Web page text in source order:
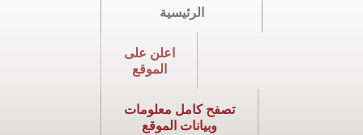
الرئيسية
اعلن على
الموقع
تصفح كامل معلومات
وبيانات الموقع